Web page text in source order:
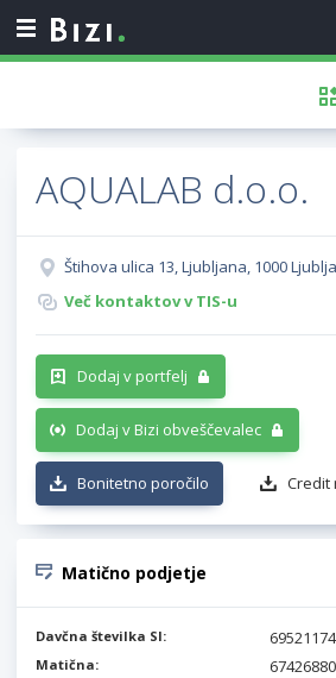
AQUALAB d.o.o.
Štihova ulica 13, Ljubljana, 1000
Več kontaktov v TIS-u
Dodaj v portfelj
Dodaj v Bizi obveščevalec
Bonitetno poročilo Credit
Matično podjetje
Davčna številka SI: 69521174
Matična: